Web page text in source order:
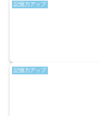
記憶力アップ
記憶力アップ